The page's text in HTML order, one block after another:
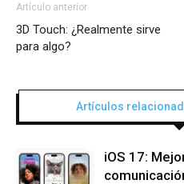
Artículo anterior
3D Touch: ¿Realmente sirve
para algo?
Artículos
iOS 17: